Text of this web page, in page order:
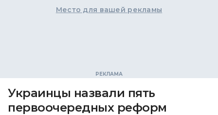
Место для вашей рекламы
Украинцы назвали пять
первоочередных реформ